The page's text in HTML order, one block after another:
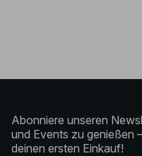
Abonniere unseren
und Events zu genießen
deinen ersten Einkauf!